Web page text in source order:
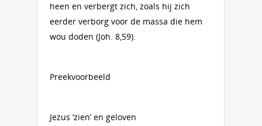
heen en verbergt zich, zoals hij zich
eerder verborg voor de massa die hem
wou doden (Joh. 8,59).
Preekvoorbeeld
Jezus ‘zien’ en geloven